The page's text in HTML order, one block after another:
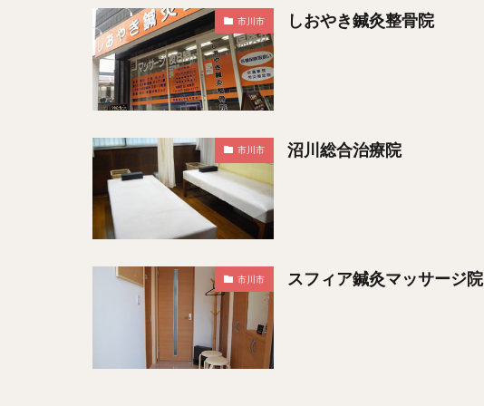
市川市 しおやき鍼灸整骨院
市川市 沼川総合治療院
市川市 スフィア鍼灸マッサージ院